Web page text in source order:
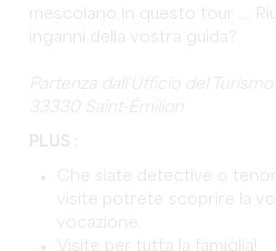
mescolano in questo tour ....
inganni della vostra guida?
Partenza dall'Ufficio del
33330 Saint-Émilion
PLUS :
Che siate detective o
visite potrete scoprire la
vocazione.
Visite per tutta la famiglia!